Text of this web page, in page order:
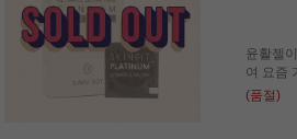
윤활젤
여 요즘
(품절)